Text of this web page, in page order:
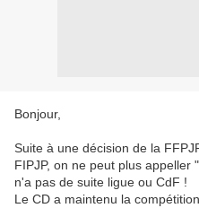
Bonjour,
Suite à une décision de la
FIPJP, on ne peut plus
n'a pas de suite ligue ou CdF !
Le CD a maintenu la